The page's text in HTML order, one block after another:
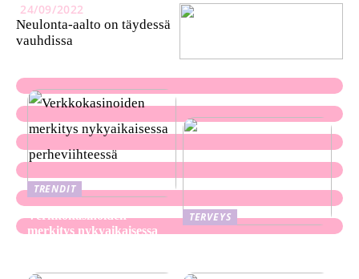
24/09/2022
Neulonta-aalto on täydessä
vauhdissa
TRENDIT
Verkkokasinoiden
merkitys nykyaikaisessa
TERVEYS